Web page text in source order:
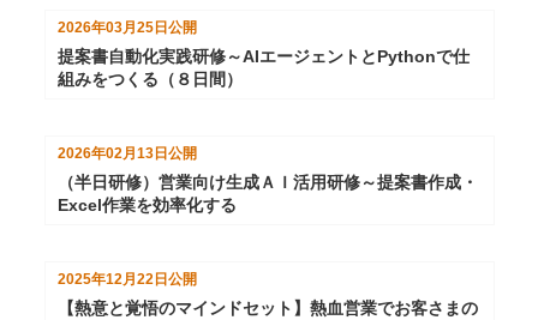
2026年03月25日公開
提案書自動化実践研修～AIエージェントとPythonで仕
組みをつくる（８日間）
2026年02月13日 公開
（半日研修）営業向け生成ＡＩ活用研修～提案書作成・
Excel作業を効率化する
2025年12月22日 公開
【熱意と覚悟のマインドセット】熱血営業でお客さまの